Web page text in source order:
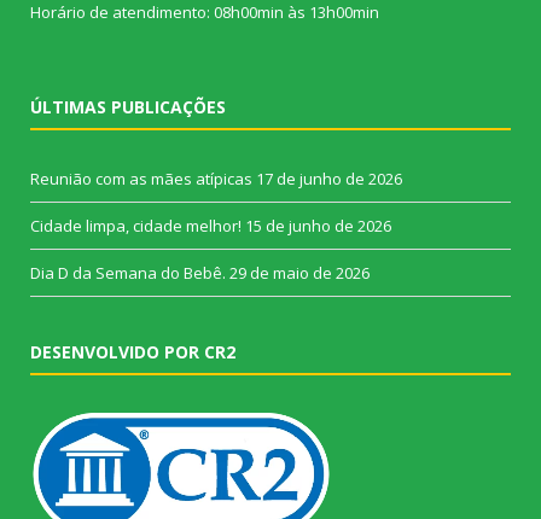
Horário de atendimento: 08h00min às 13h00min
ÚLTIMAS PUBLICAÇÕES
Reunião com as mães atípicas 17 de junho de 2026
Cidade limpa, cidade melhor! 15 de junho de 2026
Dia D da Semana do Bebê. 29 de maio de 2026
DESENVOLVIDO POR CR2